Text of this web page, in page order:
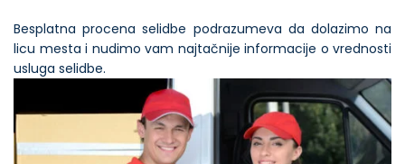
Besplatna procena selidbe podrazumeva da dolazimo na
licu mesta i nudimo vam najtačnije informacije o vrednosti
usluga selidbe.